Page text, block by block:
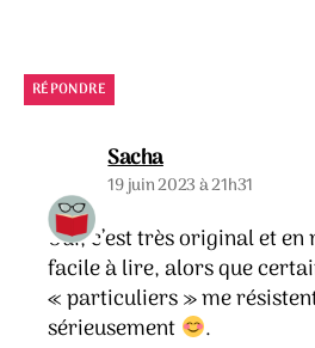
RÉPONDRE
Sachadit :
19 juin 2023 à 21h31
Oui, c’est très original et
facile à lire, alors que
« particuliers » me
sérieusement
.